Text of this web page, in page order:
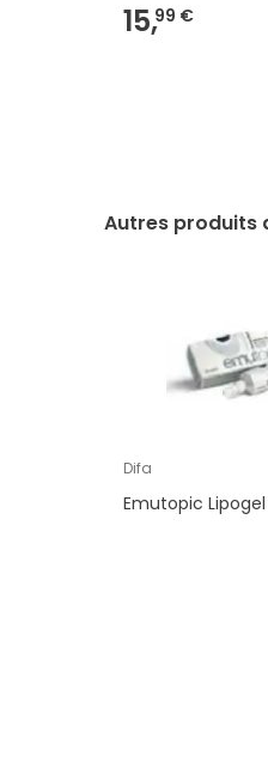
15,99 €
Autres produits
Difa
Emutopic Lipogel